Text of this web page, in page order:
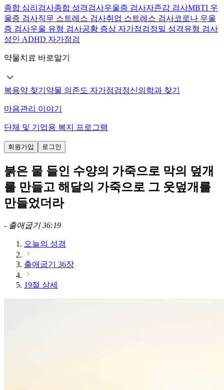
종합 심리검사종합 성격검사우울증 검사자존감 검사MBTI 우
울증 검사직무 스트레스 검사취업 스트레스 검사코로나 우울
증 검사우울 유형 검사공황 증상 자가점검정밀 성격유형 검사
성인 ADHD 자가점검
약물치료 바로알기
복용약 찾기 약물 의존도 자가점검정신의학과 찾기
마음관리 이야기
단체 및 기업용 복지 프로그램
회원가입 로그인
붉은 물 들인 수양의 가죽으로 막의 덮개
를 만들고 해달의 가죽으로 그 웃덮개를
만들었더라
- 출애굽기 36:19
오늘의 성경
출애굽기 36장
19절 상세